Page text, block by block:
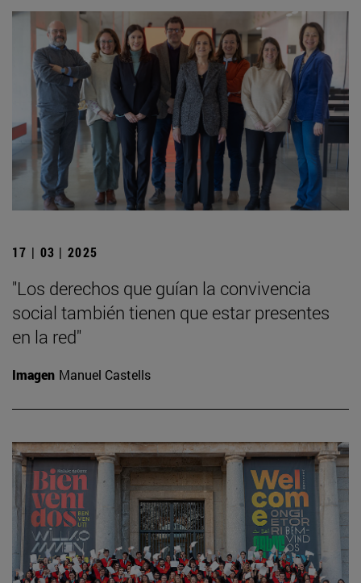
17 | 03 | 2025
"Los derechos que guían la convivencia
social también tienen que estar presentes
en la red"
Imagen Manuel Castells